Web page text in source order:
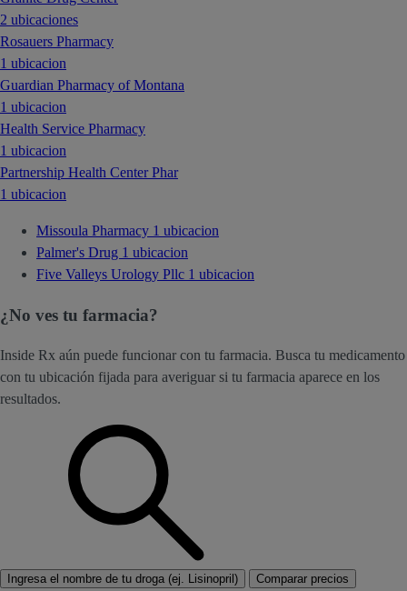
2 ubicaciones
Rosauers Pharmacy
1 ubicacion
Guardian Pharmacy of Montana
1 ubicacion
Health Service Pharmacy
1 ubicacion
Partnership Health Center Phar
1 ubicacion
Missoula Pharmacy 1 ubicacion
Palmer's Drug 1 ubicacion
Five Valleys Urology Pllc 1 ubicacion
¿No ves tu farmacia?
Inside Rx aún puede funcionar con tu farmacia. Busca tu medicamento
con tu ubicación fijada para averiguar si tu farmacia aparece en los
resultados.
Ingresa el nombre de tu droga (ej. Lisinopril) Comparar precios